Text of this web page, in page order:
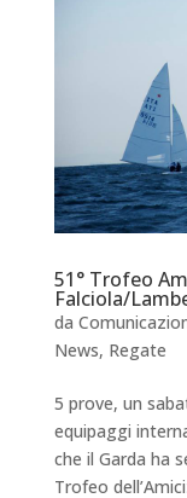
51° Trofeo
Falciola/
da
News, Regate
5 prove, un
equipaggi
che il Garda ha
Trofeo